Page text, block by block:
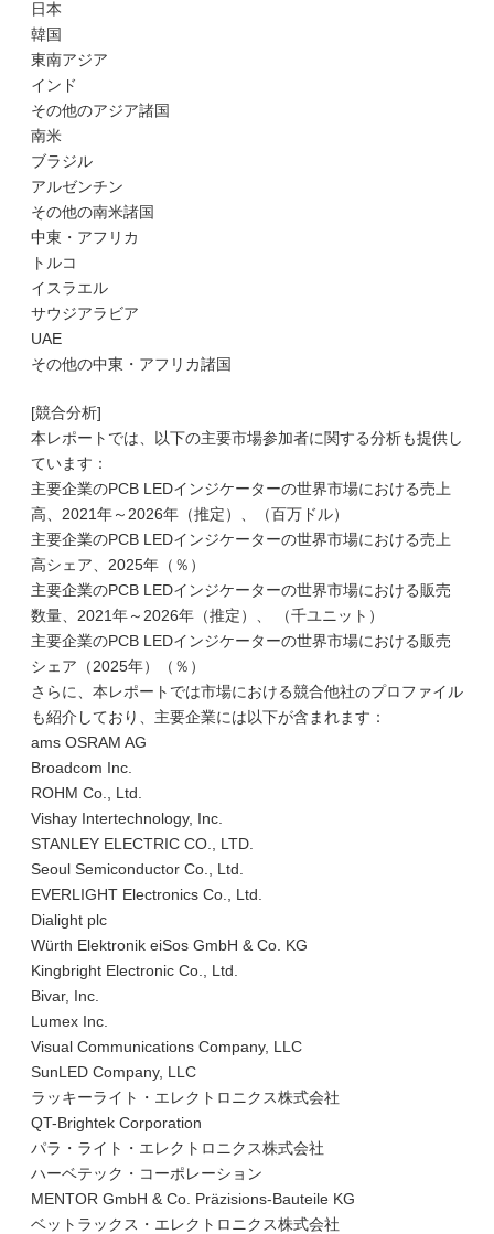
日本
韓国
東南アジア
インド
その他のアジア諸国
南米
ブラジル
アルゼンチン
その他の南米諸国
中東・アフリカ
トルコ
イスラエル
サウジアラビア
UAE
その他の中東・アフリカ諸国
[競合分析]
本レポートでは、以下の主要市場参加者に関する分析も提供し
ています：
主要企業のPCB LEDインジケーターの世界市場における売上
高、2021年～2026年（推定）、（百万ドル）
主要企業のPCB LEDインジケーターの世界市場における売上
高シェア、2025年（％）
主要企業のPCB LEDインジケーターの世界市場における販売
数量、2021年～2026年（推定）、 （千ユニット）
主要企業のPCB LEDインジケーターの世界市場における販売
シェア（2025年）（％）
さらに、本レポートでは市場における競合他社のプロファイル
も紹介しており、主要企業には以下が含まれます：
ams OSRAM AG
Broadcom Inc.
ROHM Co., Ltd.
Vishay Intertechnology, Inc.
STANLEY ELECTRIC CO., LTD.
Seoul Semiconductor Co., Ltd.
EVERLIGHT Electronics Co., Ltd.
Dialight plc
Würth Elektronik eiSos GmbH & Co. KG
Kingbright Electronic Co., Ltd.
Bivar, Inc.
Lumex Inc.
Visual Communications Company, LLC
SunLED Company, LLC
ラッキーライト・エレクトロニクス株式会社
QT-Brightek Corporation
パラ・ライト・エレクトロニクス株式会社
ハーベテック・コーポレーション
MENTOR GmbH & Co. Präzisions-Bauteile KG
ベットラックス・エレクトロニクス株式会社